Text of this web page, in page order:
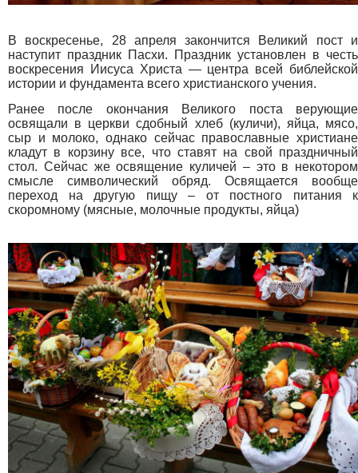
В воскресенье, 28 апреля закончится Великий пост и
наступит праздник Пасхи. Праздник установлен в честь
воскресения Иисуса Христа — центра всей библейской
истории и фундамента всего христианского учения.
Ранее после окончания Великого поста верующие
освящали в церкви сдобный хлеб (куличи), яйца, мясо,
сыр и молоко, однако сейчас православные христиане
кладут в корзину все, что ставят на свой праздничный
стол. Сейчас же освящение куличей – это в некотором
смысле символический обряд. Освящается вообще
переход на другую пищу – от постного питания к
скоромному (мясные, молочные продукты, яйца)